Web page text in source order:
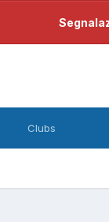
Clubs